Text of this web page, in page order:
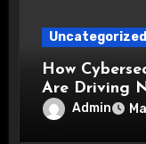
Uncategorized
How
Are Driving
Innovations
Admin